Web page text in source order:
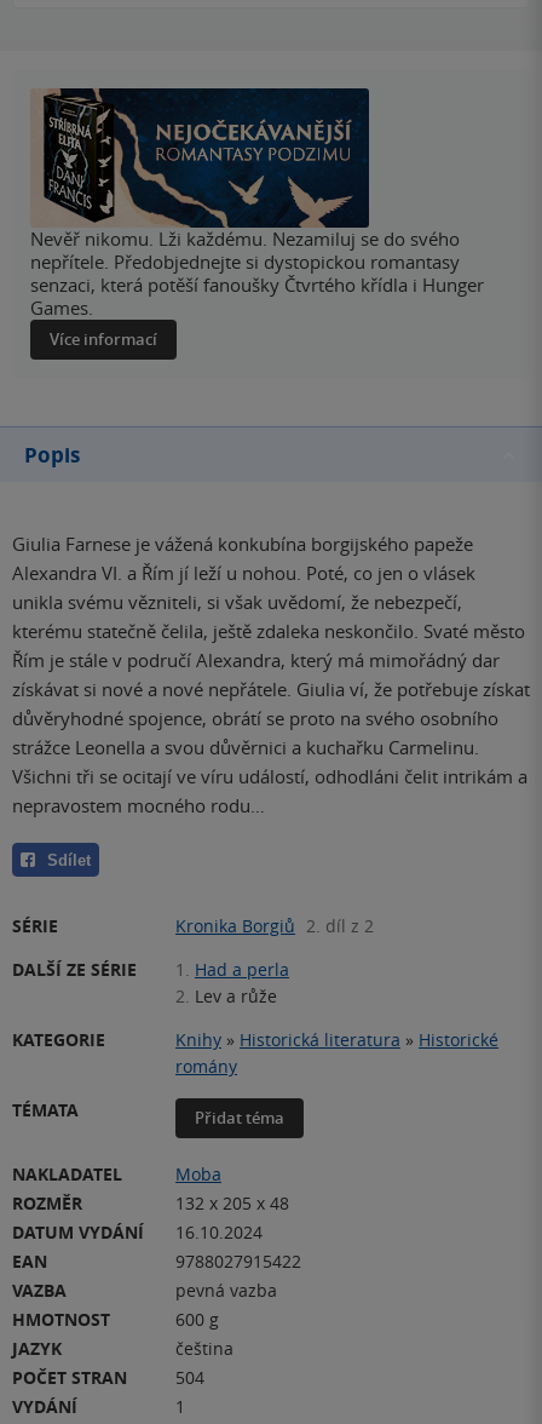
Nevěř nikomu. Lži každému. Nezamiluj se do svého
nepřítele. Předobjednejte si dystopickou romantasy
senzaci, která potěší fanoušky Čtvrtého křídla i Hunger
Games.
Více informací
Popis
Giulia Farnese je vážená konkubína borgijského papeže
Alexandra VI. a Řím jí leží u nohou. Poté, co jen o vlásek
unikla svému vězniteli, si však uvědomí, že nebezpečí,
kterému statečně čelila, ještě zdaleka neskončilo. Svaté město
Řím je stále v područí Alexandra, který má mimořádný dar
získávat si nové a nové nepřátele. Giulia ví, že potřebuje získat
důvěryhodné spojence, obrátí se proto na svého osobního
strážce Leonella a svou důvěrnici a kuchařku Carmelinu.
Všichni tři se ocitají ve víru událostí, odhodláni čelit intrikám a
nepravostem mocného rodu…
Sdílet
SÉRIE Kronika Borgiů 2. díl z 2
DALŠÍ ZE SÉRIE
1.
Had a perla
2. Lev a růže
KATEGORIE
Knihy » Historická literatura » Historické
romány
TÉMATA
Přidat téma
NAKLADATEL
Moba
ROZMĚR
132 x 205 x 48
DATUM VYDÁNÍ
16.10.2024
EAN
9788027915422
VAZBA
pevná vazba
HMOTNOST
600 g
JAZYK
čeština
POČET STRAN
504
VYDÁNÍ
1